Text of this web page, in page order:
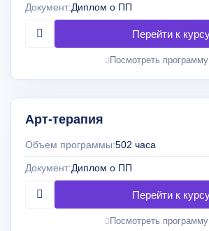
Документ:Диплом о ПП
Посмотреть программу
Арт-терапия
Объем программы:502 часа
Документ:Диплом о ПП
Посмотреть программу